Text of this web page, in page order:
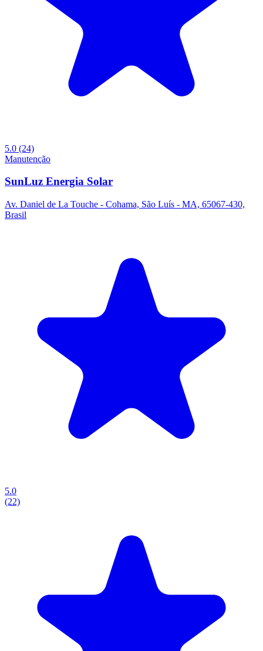
5.0 (24)
Manutenção
SunLuz Energia Solar
Av. Daniel de La Touche - Cohama, São Luís - MA, 65067-430,
Brasil
5.0
(22)